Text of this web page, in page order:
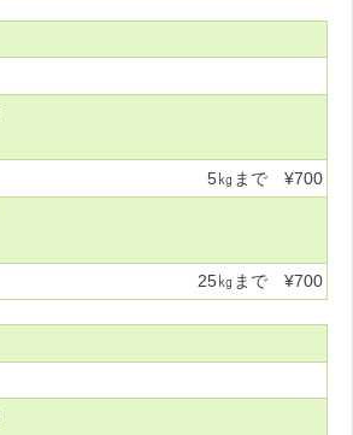
5㎏まで ¥700
25㎏まで ¥700